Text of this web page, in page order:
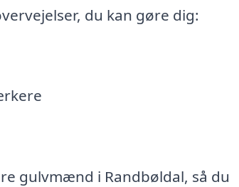
du kan gøre dig:
gulvmænd i Randbøldal, så du